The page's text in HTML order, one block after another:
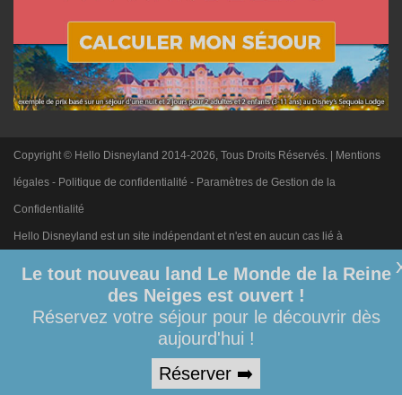
Copyright © Hello Disneyland 2014-2026, Tous Droits Réservés. | Mentions
légales - Politique de confidentialité - Paramètres de Gestion de la
Confidentialité
Hello Disneyland est un site indépendant et n'est en aucun cas lié à
ignorée. Merci de votre compréhension.
Le tout nouveau land Le Monde de la Reine
des Neiges est ouvert !
Réservez votre séjour pour le découvrir dès
aujourd'hui !
Réserver ➡️